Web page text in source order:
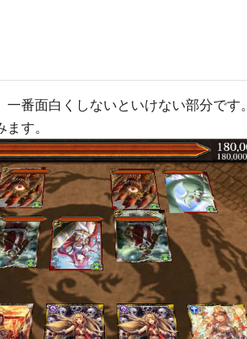
番面白くしないといけない部分です。
す。